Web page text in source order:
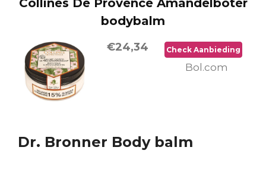
Collines De Provence Amandelboter
bodybalm
€24,34 Check Aanbieding
Bol.com
Dr. Bronner Body balm